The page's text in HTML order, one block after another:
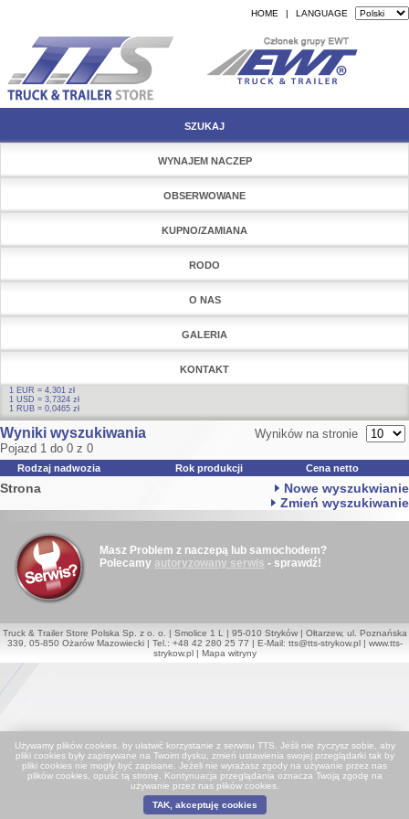
HOME | LANGUAGE
SZUKAJ
WYNAJEM NACZEP
OBSERWOWANE
KUPNO/ZAMIANA
RODO
O NAS
GALERIA
KONTAKT
1 EUR = 4,301 zł
1 USD = 3,7324 zł
1 RUB = 0,0465 zł
Wyniki wyszukiwania
Pojazd 1 do 0 z 0
Wyników na stronie
Rodzaj nadwozia Rok produkcji Cena netto
Strona
Nowe wyszukwianie
Zmień wyszukiwanie
Masz Problem z naczepą lub samochodem?
Polecamy autoryzowany serwis - sprawdź!
Truck & Trailer Store Polska Sp. z o. o. | Smolice 1 L | 95-010 Stryków | Ołtarzew, ul. Poznańska
339, 05-850 Ożarów Mazowiecki | Tel.: +48 42 280 25 77 | E-Mail: tts@tts-strykow.pl| www.tts-
strykow.pl| Mapa witryny
Używamy plików cookies, by ułatwić korzystanie z serwisu TTS. Jeśli nie życzysz sobie, aby
pliki cookies były zapisywane na Twoim dysku, zmień ustawienia swojej przeglądarki tak by
pliki cookies nie mogły być zapisane. Jeżeli nie wyrażasz zgody na używanie przez nas
plików cookies, opuść tą stronę. Kontynuacja przeglądania oznacza Twoją zgodę na
używanie przez nas plików cookies.
TAK, akceptuję cookies